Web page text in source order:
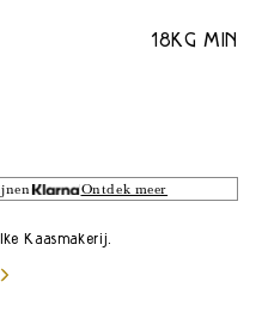
18KG MIN
Ontdek meer
Kaasmakerij.